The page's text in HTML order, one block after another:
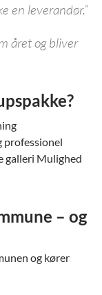
en leverandør.”
året og bliver
professionel
galleri Mulighed
– og
og kører